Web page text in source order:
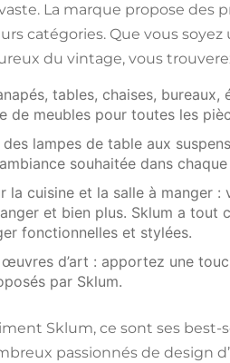
La marque propose
catégories. Que vous
du vintage, vous
tables, chaises,
de meubles pour toutes les
des lampes de table aux
souhaitée dans
la cuisine et la salle à manger :
et bien plus. Sklum a
fonctionnelles et stylées.
d’art : apportez une
par Sklum.
Sklum, ce sont ses
passionnés de design